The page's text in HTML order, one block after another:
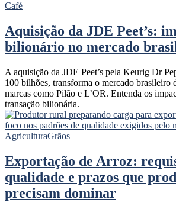
Café
Aquisição da JDE Peet’s:
bilionário no mercado
A aquisição da JDE Peet’s pela Keurig Dr
100 bilhões, transforma o mercado brasileiro
marcas como Pilão e L’OR. Entenda os
transação bilionária.
AgriculturaGrãos
Exportação de Arroz:
qualidade e prazos que
precisam dominar